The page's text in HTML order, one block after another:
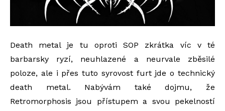
Death metal je tu oproti SOP zkrátka víc v té
barbarsky ryzí, neuhlazené a neurvale zběsilé
poloze, ale i přes tuto syrovost furt jde o technický
death metal. Nabývám také dojmu, že
Retromorphosis jsou přístupem a svou pekelností